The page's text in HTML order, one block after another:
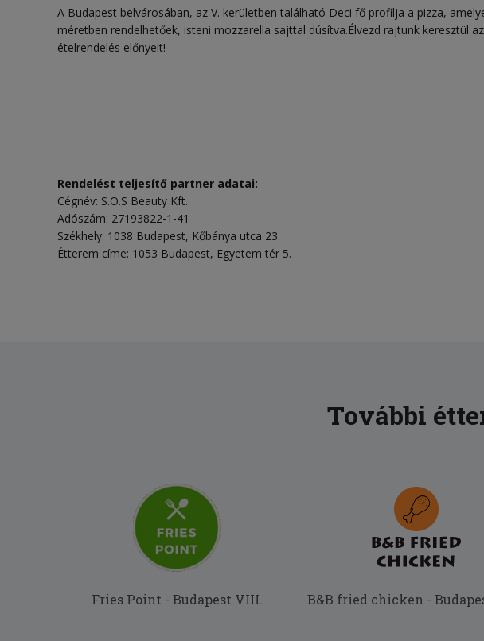
A Budapest belvárosában, az V. kerületben található Deci fő profilja a pizza,
méretben rendelhetőek, isteni mozzarella sajttal dúsítva.Élvezd rajtunk keresztül
ételrendelés előnyeit!
Rendelést teljesítő partner adatai:
Cégnév: S.O.S Beauty Kft.
Adószám: 27193822-1-41
Székhely: 1038 Budapest, Kőbánya utca 23.
Étterem címe: 1053 Budapest, Egyetem tér 5.
További
Fries Point - Budapest VIII. B&B fried chicken -